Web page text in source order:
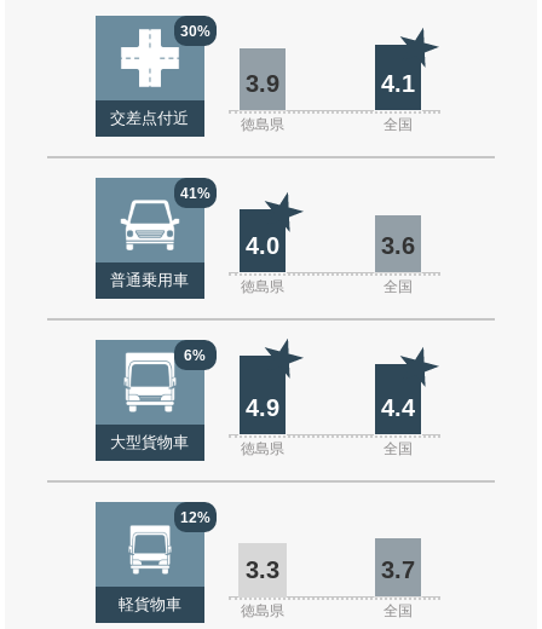
30%
交差点付近
3.9 4.1
徳島県 全国
41%
普通乗用車
4.0 3.6
徳島県 全国
6%
大型貨物車
4.9 4.4
徳島県 全国
12%
軽貨物車
3.3 3.7
徳島県 全国